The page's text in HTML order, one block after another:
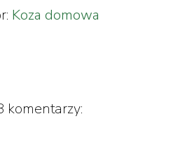
Koza domowa
komentarzy: